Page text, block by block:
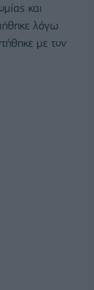
και
λόγω
με τον